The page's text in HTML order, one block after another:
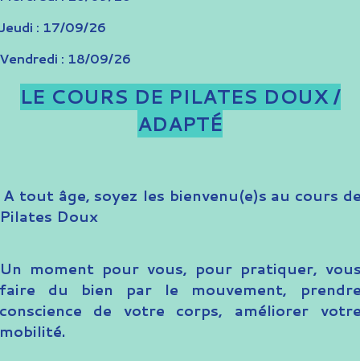
: 17/09/26
: 18/09/26
LE COURS DE PILATES DOUX /
ADAPTÉ
A tout âge, soyez les bienvenu(e)s au cours
Doux
moment pour vous, pour pratiquer,
du bien par le mouvement,
de votre corps, améliorer